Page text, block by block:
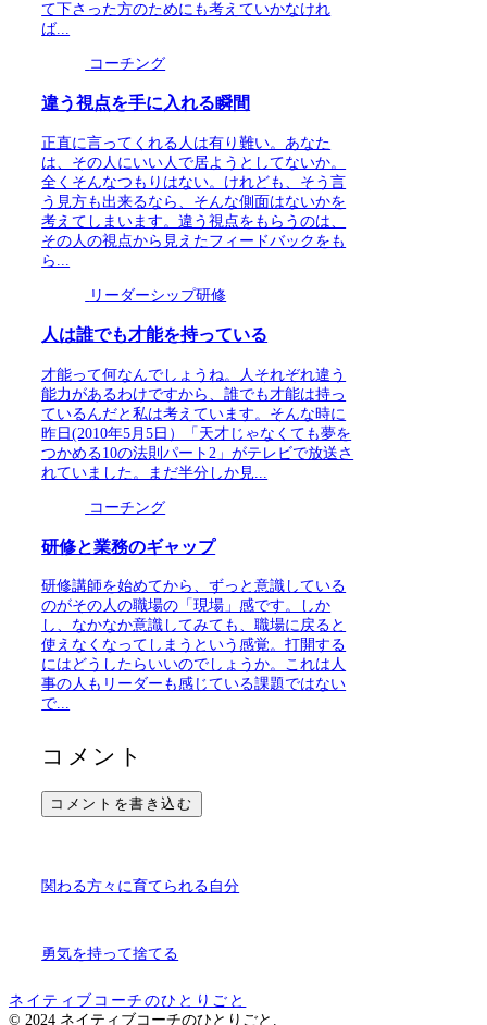
て下さった方のためにも考えていかなけれ
ば...
コーチング
違う視点を手に入れる瞬間
正直に言ってくれる人は有り難い。あなた
は、その人にいい人で居ようとしてないか。
全くそんなつもりはない。けれども、そう言
う見方も出来るなら、そんな側面はないかを
考えてしまいます。違う視点をもらうのは、
その人の視点から見えたフィードバックをも
ら...
リーダーシップ研修
人は誰でも才能を持っている
才能って何なんでしょうね。人それぞれ違う
能力があるわけですから、誰でも才能は持っ
ているんだと私は考えています。そんな時に
昨日(2010年5月5日）「天才じゃなくても夢を
つかめる10の法則パート2」がテレビで放送さ
れていました。まだ半分しか見...
コーチング
研修と業務のギャップ
研修講師を始めてから、ずっと意識している
のがその人の職場の「現場」感です。しか
し、なかなか意識してみても、職場に戻ると
使えなくなってしまうという感覚。打開する
にはどうしたらいいのでしょうか。これは人
事の人もリーダーも感じている課題ではない
で...
コメント
コメントを書き込む
関わる方々に育てられる自分
勇気を持って捨てる
ネイティブコーチのひとりごと
© 2024 ネイティブコーチのひとりごと.